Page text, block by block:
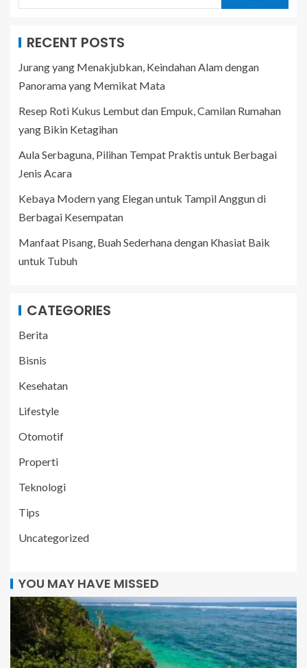
RECENT POSTS
Jurang yang Menakjubkan, Keindahan Alam dengan
Panorama yang Memikat Mata
Resep Roti Kukus Lembut dan Empuk, Camilan Rumahan
yang Bikin Ketagihan
Aula Serbaguna, Pilihan Tempat Praktis untuk Berbagai
Jenis Acara
Kebaya Modern yang Elegan untuk Tampil Anggun di
Berbagai Kesempatan
Manfaat Pisang, Buah Sederhana dengan Khasiat Baik
untuk Tubuh
CATEGORIES
Berita
Bisnis
Kesehatan
Lifestyle
Otomotif
Properti
Teknologi
Tips
Uncategorized
YOU MAY HAVE MISSED